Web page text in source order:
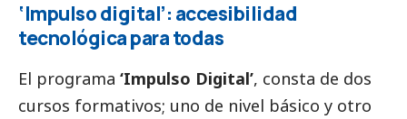
‘Impulso digital’: accesibilidad
tecnológica para todas
El programa ‘Impulso Digital’, consta de dos
cursos formativos; uno de nivel básico y otro